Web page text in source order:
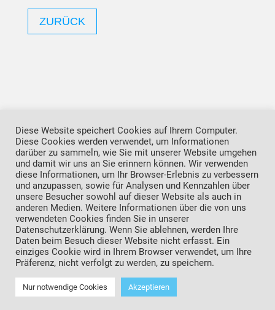
ZURÜCK
Datenschutzerklärung Impressum
Copyright © 2022 *Förderverein Kinderkrankenhaus
Amsterdamer Straße Köln e.V.
Diese Website speichert Cookies auf Ihrem Computer.
Diese Cookies werden verwendet, um Informationen
darüber zu sammeln, wie Sie mit unserer Website umgehen
und damit wir uns an Sie erinnern können. Wir verwenden
diese Informationen, um Ihr Browser-Erlebnis zu verbessern
und anzupassen, sowie für Analysen und Kennzahlen über
unsere Besucher sowohl auf dieser Website als auch in
anderen Medien. Weitere Informationen über die von uns
verwendeten Cookies finden Sie in unserer
Datenschutzerklärung. Wenn Sie ablehnen, werden Ihre
Daten beim Besuch dieser Website nicht erfasst. Ein
einziges Cookie wird in Ihrem Browser verwendet, um Ihre
Präferenz, nicht verfolgt zu werden, zu speichern.
Nur notwendige Cookies Akzeptieren